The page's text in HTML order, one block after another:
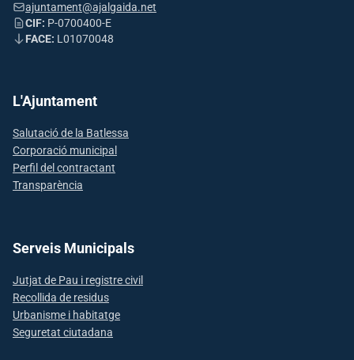
ajuntament@ajalgaida.net
CIF: P-0700400-E
FACE: L01070048
L'Ajuntament
Salutació de la Batlessa
Corporació municipal
Perfil del contractant
Transparència
Serveis Municipals
Jutjat de Pau i registre civil
Recollida de residus
Urbanisme i habitatge
Seguretat ciutadana